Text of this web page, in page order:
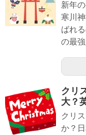
新年
寒川
ばれ
の最
クリ
大？
クリ
か？